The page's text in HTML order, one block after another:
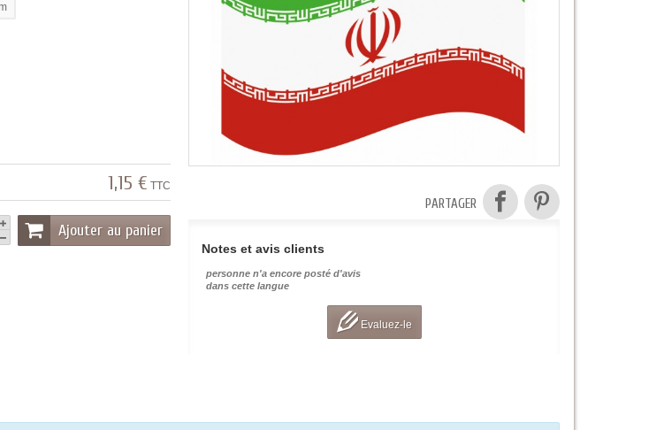
PARTAGER
Notes et avis clients
personne n'a encore posté d'avis
dans cette langue
Evaluez-le
1,15 € TTC
Ajouter au panier